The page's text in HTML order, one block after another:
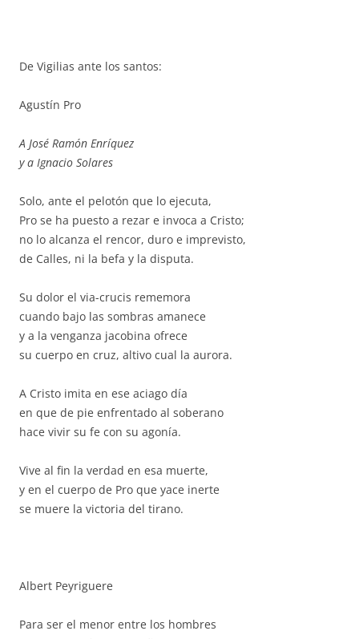
De Vigilias ante los santos:
Agustín Pro
A José Ramón Enríquez
y a Ignacio Solares
Solo, ante el pelotón que lo ejecuta,
Pro se ha puesto a rezar e invoca a Cristo;
no lo alcanza el rencor, duro e imprevisto,
de Calles, ni la befa y la disputa.
Su dolor el via-crucis rememora
cuando bajo las sombras amanece
y a la venganza jacobina ofrece
su cuerpo en cruz, altivo cual la aurora.
A Cristo imita en ese aciago día
en que de pie enfrentado al soberano
hace vivir su fe con su agonía.
Vive al fin la verdad en esa muerte,
y en el cuerpo de Pro que yace inerte
se muere la victoria del tirano.
Albert Peyriguere
Para ser el menor entre los hombres